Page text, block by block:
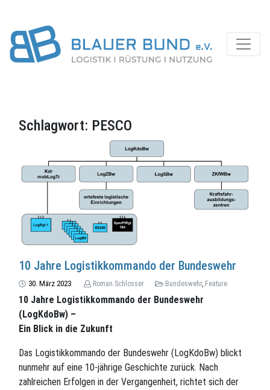
Schlagwort: PESCO
10 Jahre Logistikkommando der Bundeswehr
30. März 2023 Roman.Schlosser Bundeswehr, Feature
10 Jahre Logistikkommando der Bundeswehr
(LogKdoBw) –
Ein Blick in die Zukunft
Das Logistikkommando der Bundeswehr (LogKdoBw) blickt
nunmehr auf eine 10-jährige Geschichte zurück. Nach
zahlreichen Erfolgen in der Vergangenheit, richtet sich der